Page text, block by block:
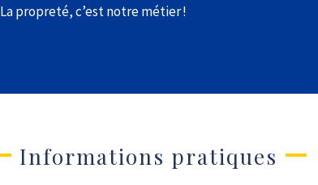
La propreté, c’est notre métier !
Informations pratiques